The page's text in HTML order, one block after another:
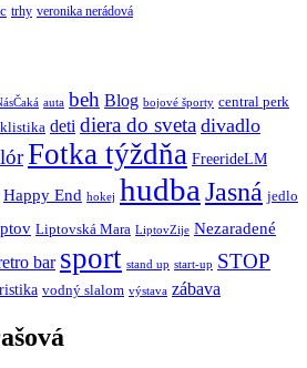
trhy veronika nerádová
auta beh Blog bojové športy central perk
deti diera do sveta divadlo
Fotka týždňa FreerideLM
Happy End hokej hudba Jasná jedlo
Liptovská Mara LiptovZije Nezaradené
bar sport stand up start-up STOP
vodný slalom výstava zábava